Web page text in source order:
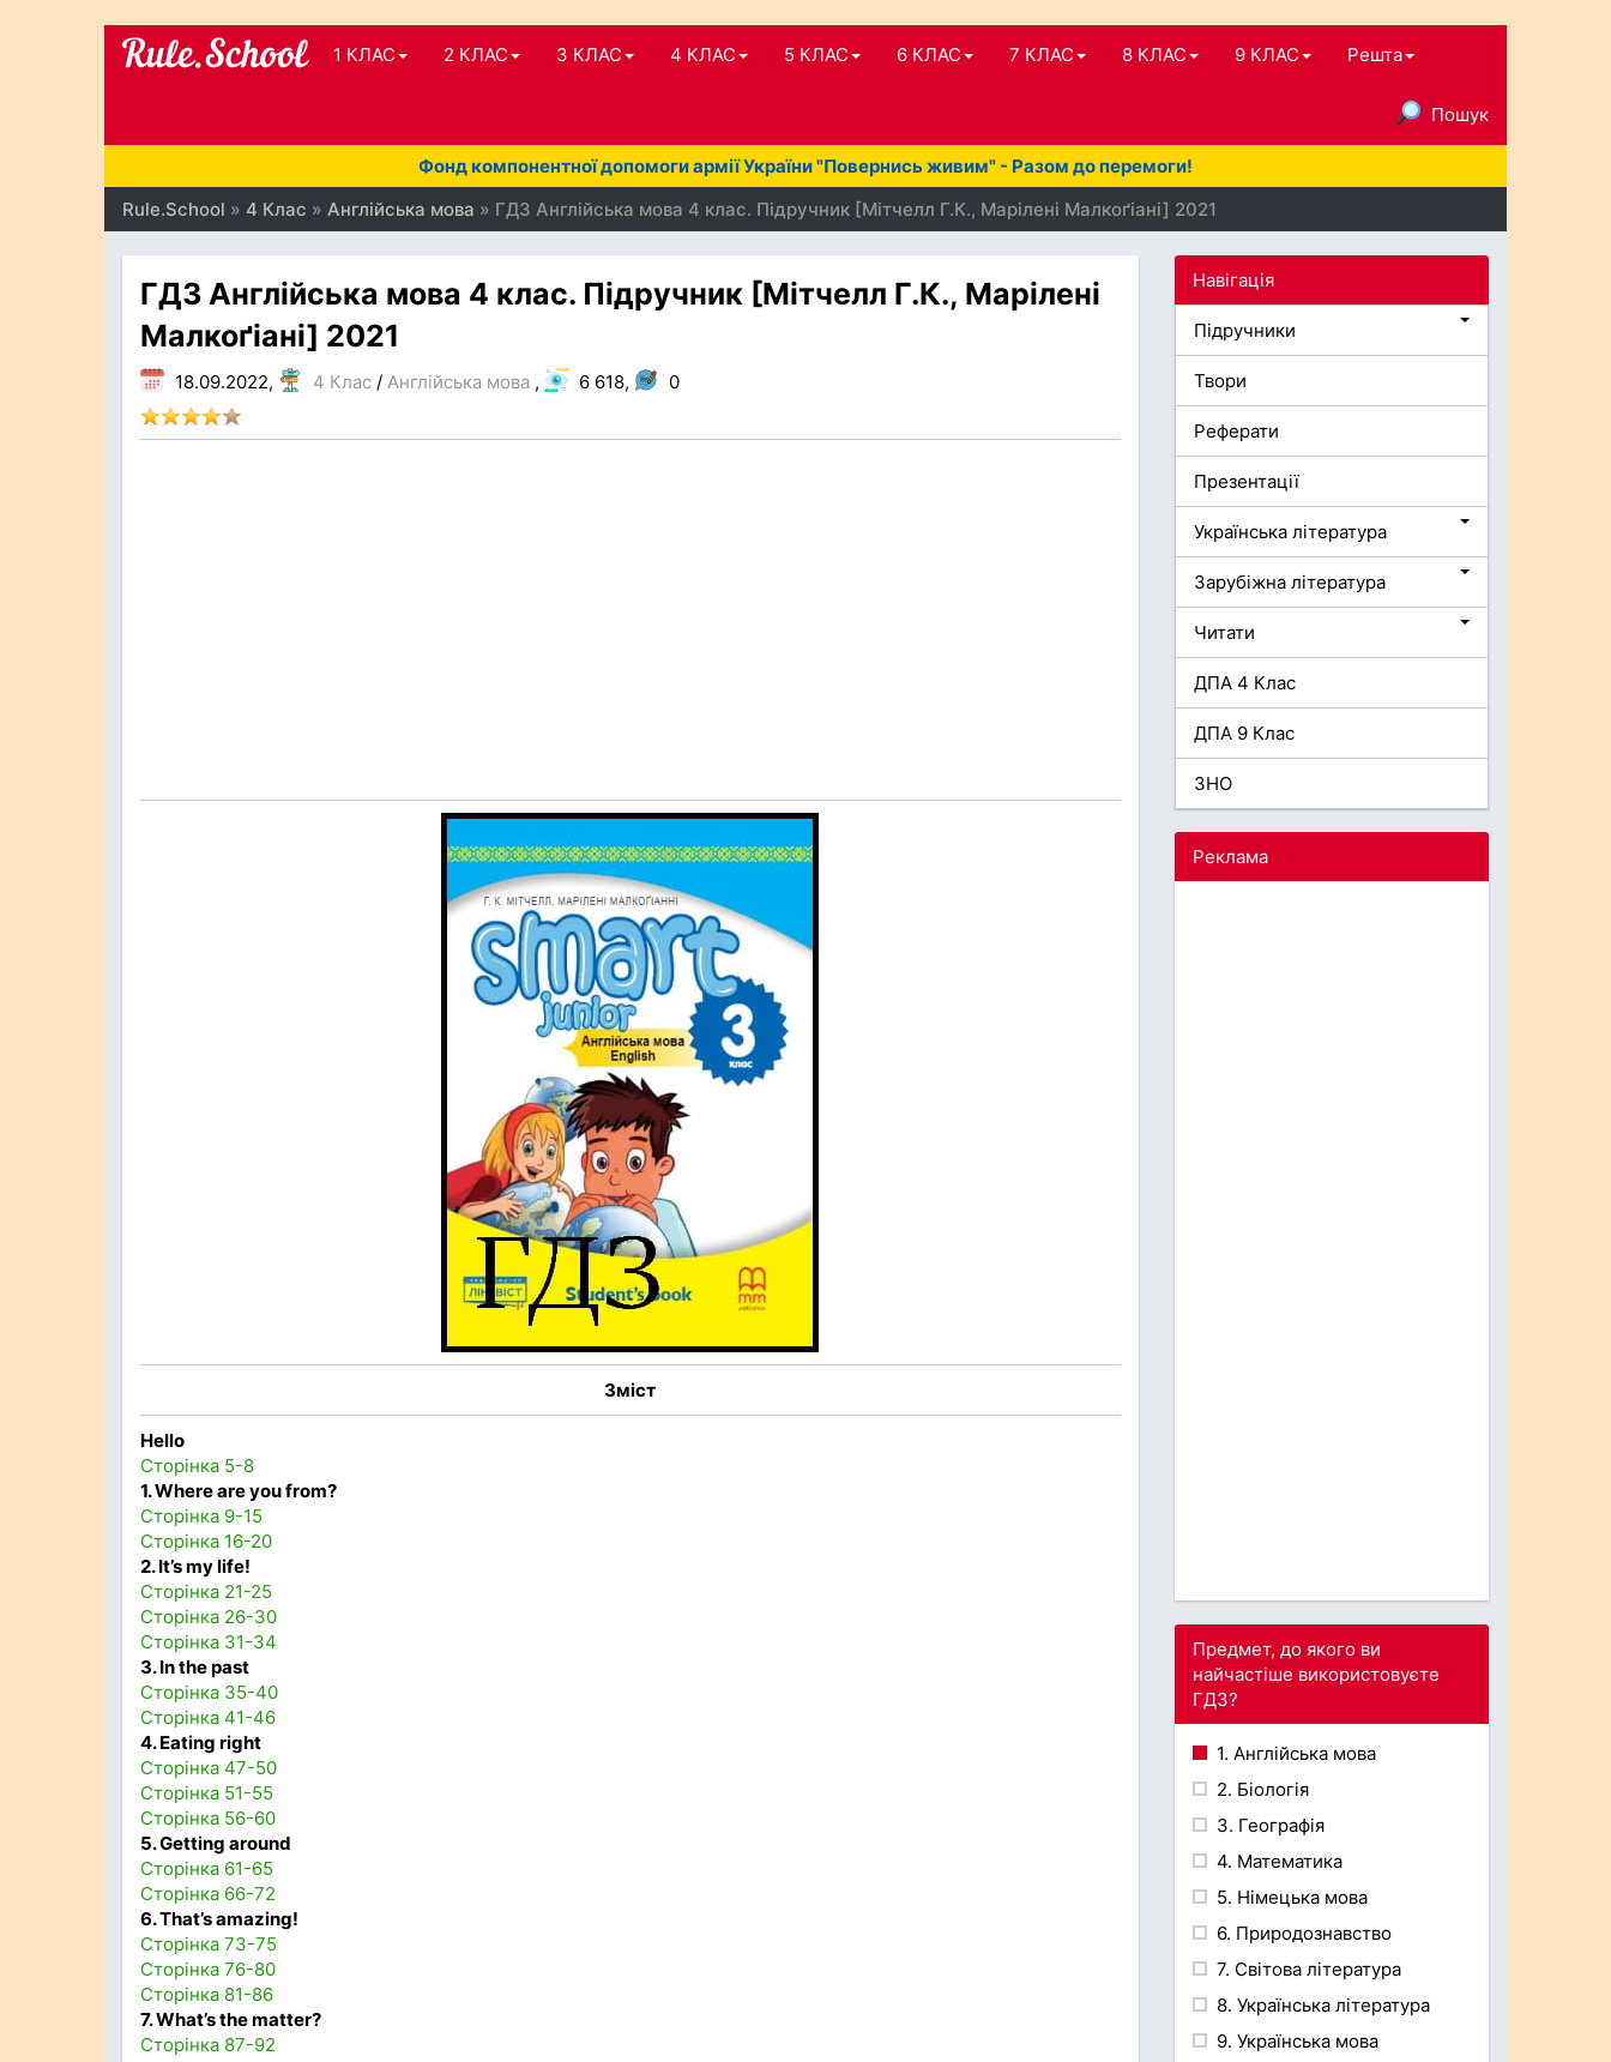
1 КЛАС 2 КЛАС 3 КЛАС 4 КЛАС 5 КЛАС 6 КЛАС 7 КЛАС 8 КЛАС 9 КЛАС Решта
Пошук
Фонд компонентної допомоги армії України "Повернись живим" - Разом до перемоги!
Rule.School » 4 Клас » Англійська мова » ГДЗ Англійська мова 4 клас. Підручник [Мітчелл Г.К., Марілені Малкоґіані] 2021
ГДЗ Англійська мова 4 клас. Підручник [Мітчелл Г.К., Марілені
Малкоґіані] 2021
18.09.2022, 4 Клас / Англійська мова , 6 618, 0
Зміст
Hello
Сторінка 5-8
1. Where are you from?
Сторінка 9-15
Сторінка 16-20
2. It’s my life!
Сторінка 21-25
Сторінка 26-30
Сторінка 31-34
3. In the past
Сторінка 35-40
Сторінка 41-46
4. Eating right
Сторінка 47-50
Сторінка 51-55
Сторінка 56-60
5. Getting around
Сторінка 61-65
Сторінка 66-72
6. That’s amazing!
Сторінка 73-75
Сторінка 76-80
Сторінка 81-86
7. What’s the matter?
Сторінка 87-92
Навігація
Підручники
Твори
Реферати
Презентації
Українська література
Зарубіжна література
Читати
ДПА 4 Клас
ДПА 9 Клас
ЗНО
Реклама
Предмет, до якого ви
найчастіше використовуєте
ГДЗ?
1. Англійська мова
2. Біологія
3. Географія
4. Математика
5. Німецька мова
6. Природознавство
7. Світова література
8. Українська література
9. Українська мова